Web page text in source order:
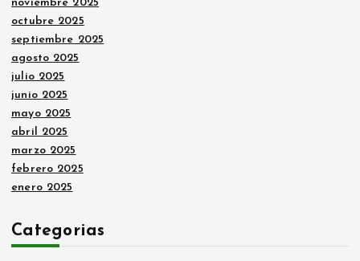
noviembre 2025
octubre 2025
septiembre 2025
agosto 2025
julio 2025
junio 2025
mayo 2025
abril 2025
marzo 2025
febrero 2025
enero 2025
Categorias